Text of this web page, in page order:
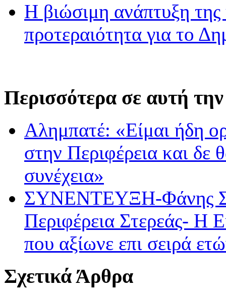
Η βιώσιμη ανάπτυξη της
προτεραιότητα για το
Περισσότερα σε αυτή
Αλημπατέ: «Είμαι ήδη
στην Περιφέρεια και
συνέχεια»
ΣΥΝΕΝΤΕΥΞΗ-Φάνης
Περιφέρεια Στερεάς- Η
που αξίωνε επι σειρά
Σχετικά Άρθρα